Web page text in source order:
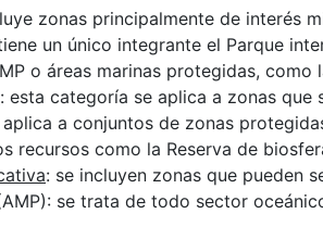
zonas principalmente de interés
un único integrante el Parque
o áreas marinas protegidas,
: esta categoría se aplica a zonas
aplica a conjuntos de zonas
recursos como la Reserva de
: se incluyen zonas que pueden
se trata de todo sector